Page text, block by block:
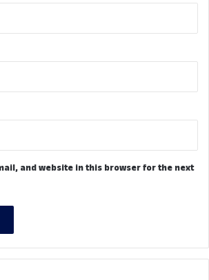
and website in this browser for the next